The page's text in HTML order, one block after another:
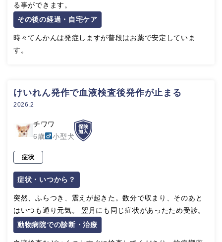
る事ができます。
その後の経過・自宅ケア
時々てんかんは発症しますが普段はお薬で安定していま
す。
けいれん発作で血液検査後発作が止まる
2026.2
チワワ
6歳
小型犬
症状
症状・いつから？
突然、ふらつき、震えが起きた。数分で収まり、そのあと
はいつも通り元気。 翌月にも同じ症状があったため受診。
動物病院での診断・治療